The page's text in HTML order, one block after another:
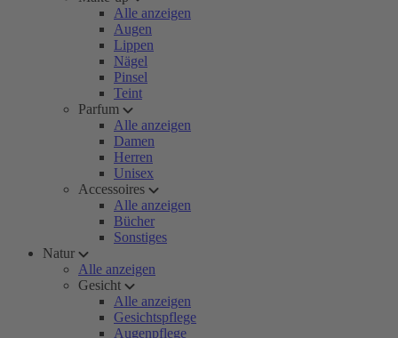
Alle anzeigen
Augen
Lippen
Nägel
Pinsel
Teint
Parfum
Alle anzeigen
Damen
Herren
Unisex
Accessoires
Alle anzeigen
Bücher
Sonstiges
Natur
Alle anzeigen
Gesicht
Alle anzeigen
Gesichtspflege
Augenpflege